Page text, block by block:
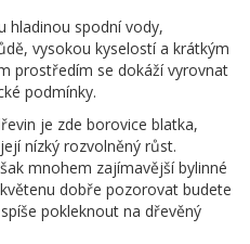
hladinou spodní vody,
vysokou kyselostí a krátkým
prostředím se dokáží vyrovnat
podmínky.
je zde borovice blatka,
nízký rozvolněný růst.
mnohem zajímavější bylinné
dobře pozorovat budete
pokleknout na dřevěný